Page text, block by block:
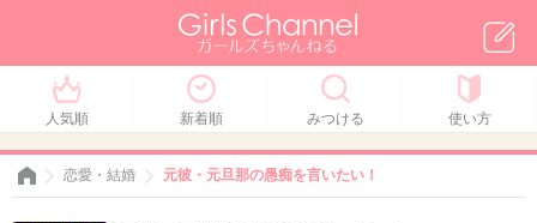
人気順 新着順 みつける 使い方
恋愛・結婚 元彼・元旦那の愚痴を言いたい！